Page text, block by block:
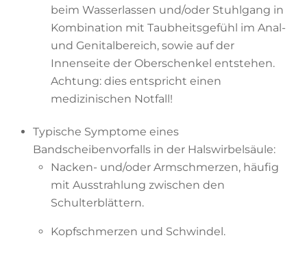
beim Wasserlassen und/oder Stuhlgang in
Kombination mit Taubheitsgefühl im Anal-
und Genitalbereich, sowie auf der
Innenseite der Oberschenkel entstehen.
Achtung: dies entspricht einen
medizinischen Notfall!
Typische Symptome eines
Bandscheibenvorfalls in der Halswirbelsäule:
Nacken- und/oder Armschmerzen, häufig
mit Ausstrahlung zwischen den
Schulterblättern.
Kopfschmerzen und Schwindel.